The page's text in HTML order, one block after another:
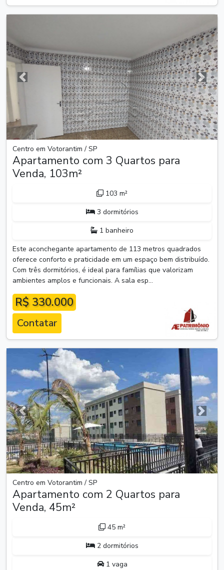
Anterior
Centro em Votorantim / SP
Apartamento com 3 Quartos para
Venda, 103m²
103 m²
3 dormitórios
1 banheiro
Este aconchegante apartamento de 113 metros quadrados
oferece conforto e praticidade em um espaço bem distribuído.
Com três dormitórios, é ideal para famílias que valorizam
ambientes amplos e funcionais. A sala esp...
R$ 330.000
Contatar
Anterior
Centro em Votorantim / SP
Apartamento com 2 Quartos para
Venda, 45m²
45 m²
2 dormitórios
1 vaga